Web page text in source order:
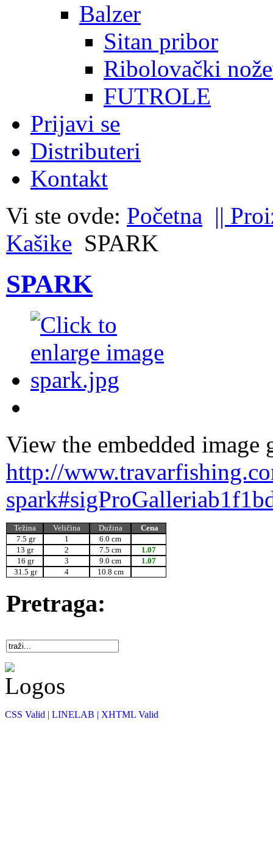
Balzer
Sitan pribor
Ribolovački
FUTROLE
Prijavi se
Distributeri
Kontakt
Vi ste ovde: Početna ||
Kašike SPARK
SPARK
View the embedded image
http://
Težina Veličina Dužina
Cena
7.5 gr
1
6.0 cm
13 gr
2 7.5 cm
1.07
16 gr
3 9.0 cm
1.07
31.5 gr
4 10.8 cm
Pretraga:
CSS Valid | LINELAB | XHTML Valid